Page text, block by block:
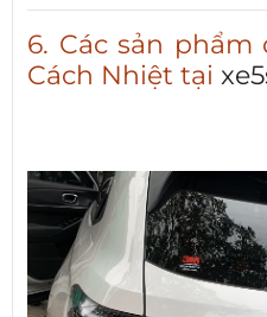
6. Các sản
Cách Nhiệt tại